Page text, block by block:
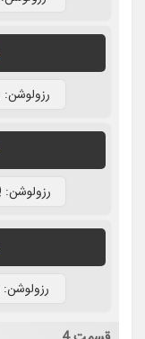
رزولوشن: 1080p
رزولوشن: 1080Q
رزولوشن: Bluray